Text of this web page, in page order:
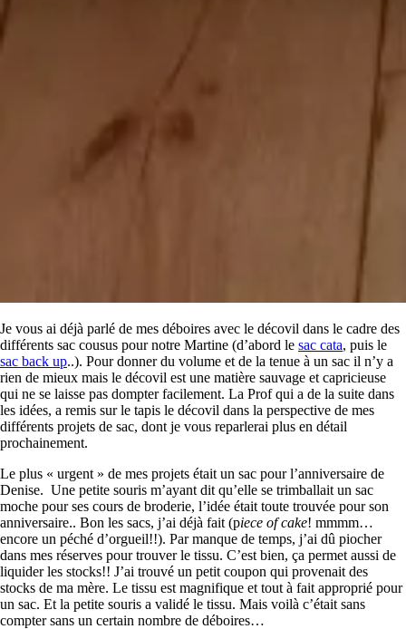
Je vous ai déjà parlé de mes déboires avec le décovil dans le cadre des
différents sac cousus pour notre Martine (d’abord le sac cata, puis le
sac back up..). Pour donner du volume et de la tenue à un sac il n’y a
rien de mieux mais le décovil est une matière sauvage et capricieuse
qui ne se laisse pas dompter facilement. La Prof qui a de la suite dans
les idées, a remis sur le tapis le décovil dans la perspective de mes
différents projets de sac, dont je vous reparlerai plus en détail
prochainement.
Le plus « urgent » de mes projets était un sac pour l’anniversaire de
Denise. Une petite souris m’ayant dit qu’elle se trimballait un sac
moche pour ses cours de broderie, l’idée était toute trouvée pour son
anniversaire.. Bon les sacs, j’ai déjà fait (piece of cake! mmmm…
encore un péché d’orgueil!!). Par manque de temps, j’ai dû piocher
dans mes réserves pour trouver le tissu. C’est bien, ça permet aussi de
liquider les stocks!! J’ai trouvé un petit coupon qui provenait des
stocks de ma mère. Le tissu est magnifique et tout à fait approprié pour
un sac. Et la petite souris a validé le tissu. Mais voilà c’était sans
compter sans un certain nombre de déboires…